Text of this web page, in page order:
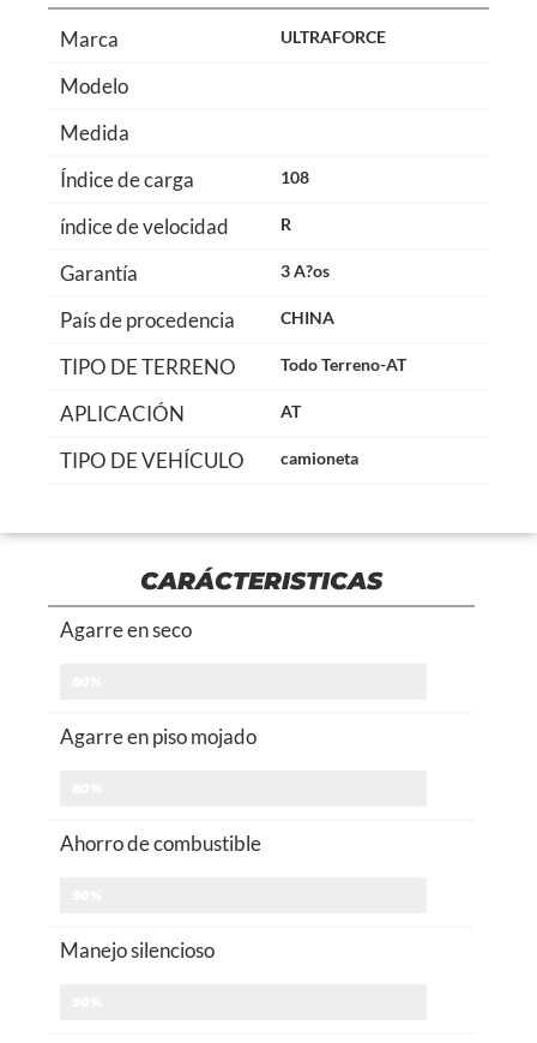
Marca ULTRAFORCE
Modelo
Medida
Índice de carga
108
índice de velocidad R
Garantía 3 A?os
País de procedencia CHINA
TIPO DE TERRENO Todo Terreno-AT
APLICACIÓN AT
TIPO DE VEHÍCULO camioneta
CARÁCTERISTICAS
Agarre en seco
Agarre en piso mojado
Ahorro de combustible
Manejo silencioso